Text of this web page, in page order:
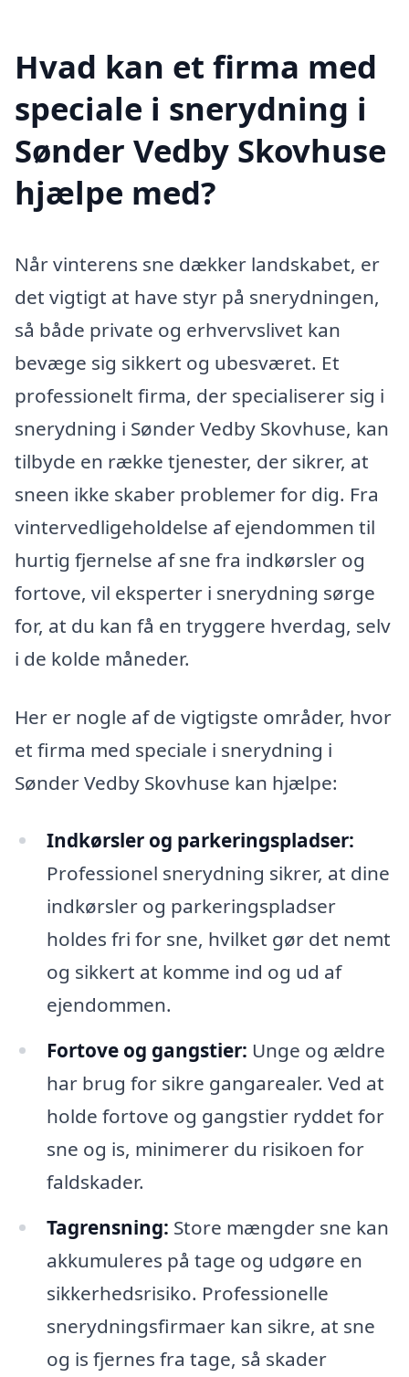
Hvad kan et firma med
speciale i snerydning i
Sønder Vedby Skovhuse
hjælpe med?
Når vinterens sne dækker landskabet, er
det vigtigt at have styr på snerydningen,
så både private og erhvervslivet kan
bevæge sig sikkert og ubesværet. Et
professionelt firma, der specialiserer sig i
snerydning i Sønder Vedby Skovhuse, kan
tilbyde en række tjenester, der sikrer, at
sneen ikke skaber problemer for dig. Fra
vintervedligeholdelse af ejendommen til
hurtig fjernelse af sne fra indkørsler og
fortove, vil eksperter i snerydning sørge
for, at du kan få en tryggere hverdag, selv
i de kolde måneder.
Her er nogle af de vigtigste områder, hvor
et firma med speciale i snerydning i
Sønder Vedby Skovhuse kan hjælpe:
Indkørsler og parkeringspladser:
Professionel snerydning sikrer, at dine
indkørsler og parkeringspladser
holdes fri for sne, hvilket gør det nemt
og sikkert at komme ind og ud af
ejendommen.
Fortove og gangstier: Unge og ældre
har brug for sikre gangarealer. Ved at
holde fortove og gangstier ryddet for
sne og is, minimerer du risikoen for
faldskader.
Tagrensning: Store mængder sne kan
akkumuleres på tage og udgøre en
sikkerhedsrisiko. Professionelle
snerydningsfirmaer kan sikre, at sne
og is fjernes fra tage, så skader